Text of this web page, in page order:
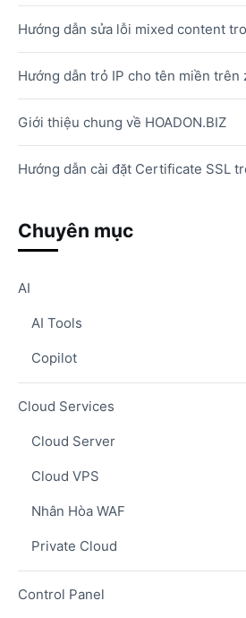
Hướng dẫn sửa lỗi mixed content
Hướng dẫn trỏ IP cho tên miền trên
Giới thiệu chung về HOADON.BIZ
Hướng dẫn cài đặt Certificate SSL
Chuyên mục
AI
AI Tools
Copilot
Cloud Services
Cloud Server
Cloud VPS
Nhân Hòa WAF
Private Cloud
Control Panel